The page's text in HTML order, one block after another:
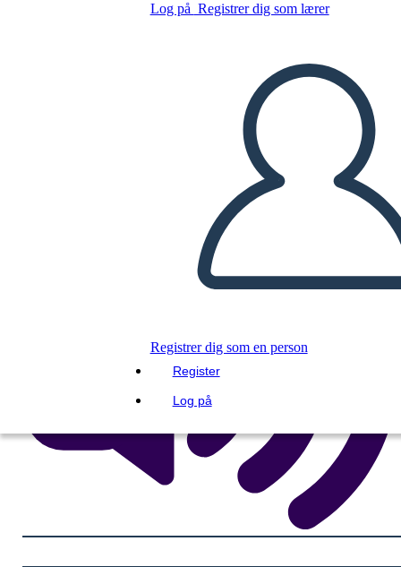
Log på Registrer dig som lærer
Registrer dig som en person
Register
Log på
Kopier dette storyboard
LAVE ET STORYBOARD
AFSPIL DIASSHOW
LÆS FOR MIG